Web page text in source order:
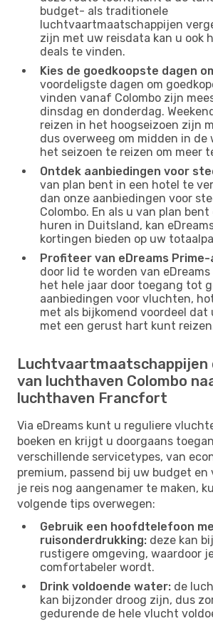
budget- als traditionele
luchtvaartmaatschappijen
zijn met uw reisdata kan u ook
deals te vinden.
Kies de goedkoopste dagen
voordeligste dagen om
vinden vanaf Colombo zijn
dinsdag en donderdag.
reizen in het hoogseizoen zijn
dus overweeg om midden in de
het seizoen te reizen om meer
Ontdek aanbiedingen voor
van plan bent in een hotel te
dan onze aanbiedingen voor
Colombo. En als u van plan
huren in Duitsland, kan
kortingen bieden op uw
Profiteer van eDreams
door lid te worden van
het hele jaar door toegang tot
aanbiedingen voor vluchten,
met als bijkomend voordeel dat
met een gerust hart kunt
Luchtvaartmaatschappijen
van luchthaven Colombo
luchthaven Francfort
Via eDreams kunt u reguliere
boeken en krijgt u doorgaans
verschillende servicetypes, van
premium, passend bij uw budget en
je reis nog aangenamer te maken,
volgende tips overwegen:
Gebruik een hoofdtelefoon
ruisonderdrukking: deze kan
rustigere omgeving, waardoor
comfortabeler wordt.
Drink voldoende water: de
kan bijzonder droog zijn, dus
gedurende de hele vlucht